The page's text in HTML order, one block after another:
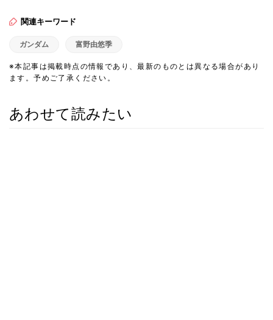
関連キーワード
ガンダム 富野由悠季
※本記事は掲載時点の情報であり、最新のものとは異なる場合があり
ます。予めご了承ください。
あわせて読みたい